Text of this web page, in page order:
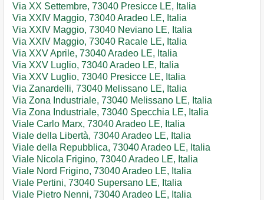
Via XX Settembre, 73040 Presicce LE, Italia
Via XXIV Maggio, 73040 Aradeo LE, Italia
Via XXIV Maggio, 73040 Neviano LE, Italia
Via XXIV Maggio, 73040 Racale LE, Italia
Via XXV Aprile, 73040 Aradeo LE, Italia
Via XXV Luglio, 73040 Aradeo LE, Italia
Via XXV Luglio, 73040 Presicce LE, Italia
Via Zanardelli, 73040 Melissano LE, Italia
Via Zona Industriale, 73040 Melissano LE, Italia
Via Zona Industriale, 73040 Specchia LE, Italia
Viale Carlo Marx, 73040 Aradeo LE, Italia
Viale della Libertà, 73040 Aradeo LE, Italia
Viale della Repubblica, 73040 Aradeo LE, Italia
Viale Nicola Frigino, 73040 Aradeo LE, Italia
Viale Nord Frigino, 73040 Aradeo LE, Italia
Viale Pertini, 73040 Supersano LE, Italia
Viale Pietro Nenni, 73040 Aradeo LE, Italia